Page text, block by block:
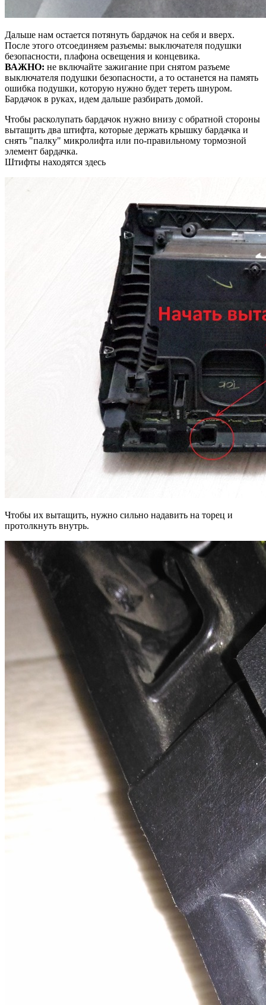
Дальше нам остается потянуть бардачок на себя и вверх.
После этого отсоединяем разъемы: выключателя подушки
безопасности, плафона освещения и концевика.
ВАЖНО: не включайте зажигание при снятом разъеме
выключателя подушки безопасности, а то останется на память
ошибка подушки, которую нужно будет тереть шнуром.
Бардачок в руках, идем дальше разбирать домой.
Чтобы расколупать бардачок нужно внизу с обратной стороны
вытащить два штифта, которые держать крышку бардачка и
снять "палку" микролифта или по-правильному тормозной
элемент бардачка.
Штифты находятся здесь
Чтобы их вытащить, нужно сильно надавить на торец и
протолкнуть внутрь.